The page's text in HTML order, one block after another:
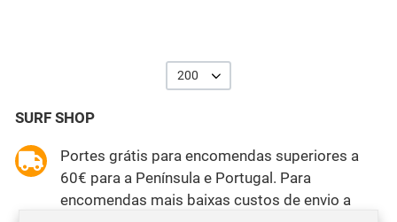
200
SURF SHOP
Portes grátis para encomendas superiores a
60€ para a Península e Portugal. Para
encomendas mais baixas custos de envio a